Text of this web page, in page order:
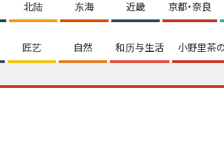
北陆 东海 近畿 京都・奈良
匠艺 自然 和历与生活 小野里茶